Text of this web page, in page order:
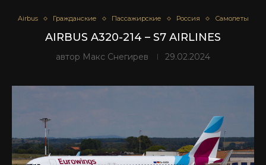
Airbus Гражданские Пассажирские Россия Самолеты
AIRBUS A320-214 – S7 AIRLINES
автор Макс Снегирев 29.02.2024